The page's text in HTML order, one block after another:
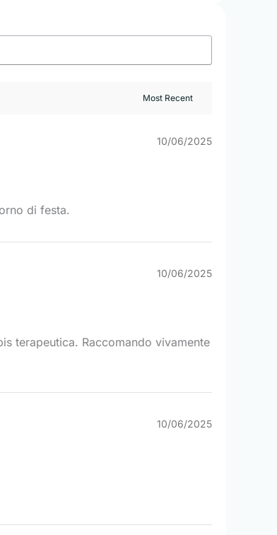
10/06/2025
di festa.
10/06/2025
terapeutica. Raccomando vivamente
10/06/2025